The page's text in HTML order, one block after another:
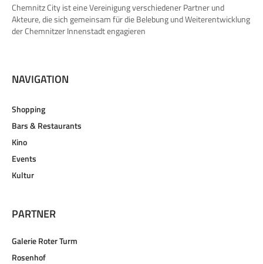
Chemnitz City ist eine Vereinigung verschiedener Partner und
Akteure, die sich gemeinsam für die Belebung und Weiterentwicklung
der Chemnitzer Innenstadt engagieren
NAVIGATION
Shopping
Bars & Restaurants
Kino
Events
Kultur
PARTNER
Galerie Roter Turm
Rosenhof